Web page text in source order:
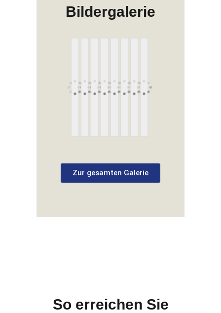
WILHELM WAIBEL, 1983
Bildergalerie
Zur gesamten Galerie
So erreichen Sie